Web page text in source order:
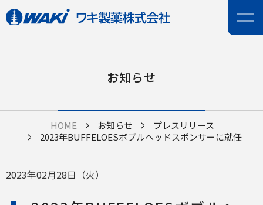
お知らせ
HOME お知らせ
プレスリリース
2023年BUFFELOESボブルヘッドスポンサーに就任
2023年02月28日（火）